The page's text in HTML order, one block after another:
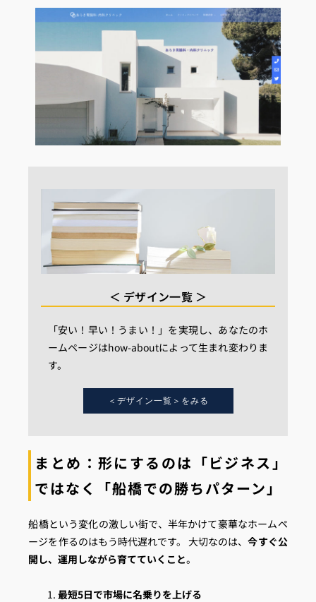
＜ デザイン一覧 ＞
「安い！早い！うまい！」を実現し、あなたのホ
ームページはhow-aboutによって生まれ変わりま
す。
＜デザイン一覧＞をみる
まとめ：形にするのは「ビジネス」
ではなく「船橋での勝ちパターン」
船橋という変化の激しい街で、半年かけて豪華なホームペ
ージを作るのはもう時代遅れです。 大切なのは、今すぐ公
開し、運用しながら育てていくこと。
最短5日で市場に名乗りを上げる